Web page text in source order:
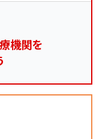
機関を